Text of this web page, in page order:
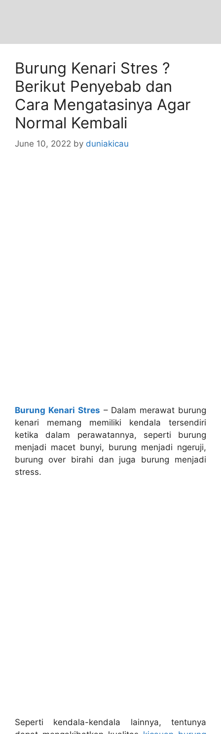
Burung Kenari Stres ?
Berikut Penyebab dan
Cara Mengatasinya Agar
Normal Kembali
June 10, 2022 by duniakicau
Burung Kenari Stres – Dalam merawat burung
kenari memang memiliki kendala tersendiri
ketika dalam perawatannya, seperti burung
menjadi macet bunyi, burung menjadi ngeruji,
burung over birahi dan juga burung menjadi
stress.
Seperti kendala-kendala lainnya, tentunya